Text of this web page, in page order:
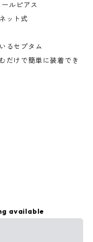
ルピアス
ット式
るセプタム
だけで簡単に装着でき
available